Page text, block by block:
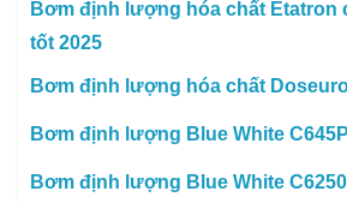
Bơm định lượng hóa chất Etatron
tốt 2025
Bơm định lượng hóa chất
Bơm định lượng Blue White
Bơm định lượng Blue White